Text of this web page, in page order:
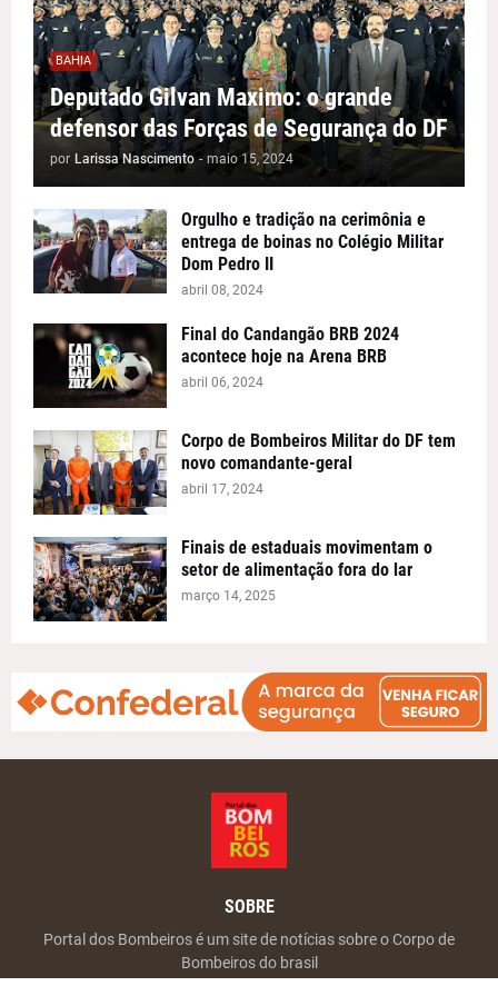
BAHIA
Deputado Gilvan Maximo: o grande
defensor das Forças de Segurança do DF
por Larissa Nascimento - maio 15, 2024
Orgulho e tradição na cerimônia e
entrega de boinas no Colégio Militar
Dom Pedro II
abril 08, 2024
Final do Candangão BRB 2024
acontece hoje na Arena BRB
abril 06, 2024
Corpo de Bombeiros Militar do DF tem
novo comandante-geral
abril 17, 2024
Finais de estaduais movimentam o
setor de alimentação fora do lar
março 14, 2025
SOBRE
Portal dos Bombeiros é um site de notícias sobre o Corpo de
Bombeiros do brasil